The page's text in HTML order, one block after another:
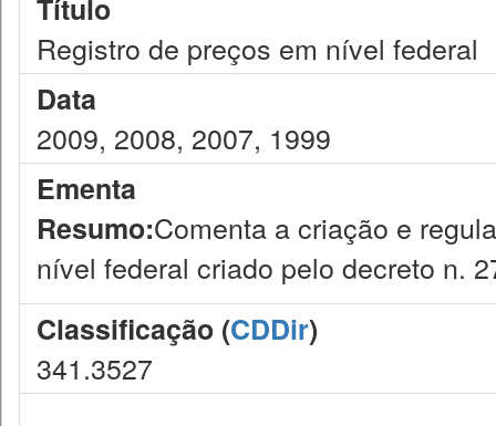
Título
Registro de preços em nível federal
Data
2009, 2008, 2007, 1999
Ementa
Resumo:Comenta a criação e
nível federal criado pelo decreto n.
Classificação (CDDir)
341.3527